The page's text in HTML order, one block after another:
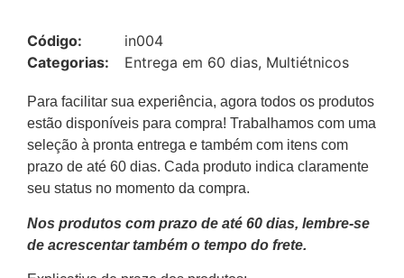
Código:
in004
Categorias:
Entrega em 60 dias, Multiétnicos
Para facilitar sua experiência, agora todos os produtos
estão disponíveis para compra! Trabalhamos com uma
seleção à pronta entrega e também com itens com
prazo de até 60 dias. Cada produto indica claramente
seu status no momento da compra.
Nos produtos com prazo de até 60 dias, lembre-se
de acrescentar também o tempo do frete.